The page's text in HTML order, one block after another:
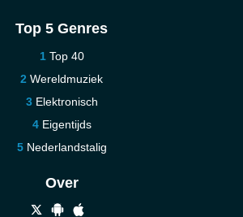
Top 5 Genres
Top 40
Wereldmuziek
Elektronisch
Eigentijds
Nederlandstalig
Over